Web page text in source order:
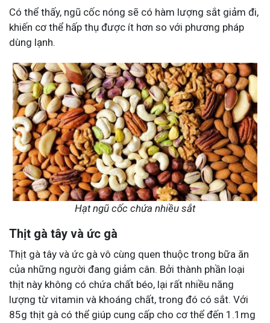
Có thể thấy, ngũ cốc nóng sẽ có hàm lượng sắt giảm đi,
khiến cơ thể hấp thụ được ít hơn so với phương pháp
dùng lạnh.
Hạt ngũ cốc chứa nhiều sắt
Thịt gà tây và ức gà
Thịt gà tây và ức gà vô cùng quen thuộc trong bữa ăn
của những người đang giảm cân. Bởi thành phần loại
thịt này không có chứa chất béo, lại rất nhiều năng
lượng từ vitamin và khoáng chất, trong đó có sắt. Với
85g thịt gà có thể giúp cung cấp cho cơ thể đến 1.1mg